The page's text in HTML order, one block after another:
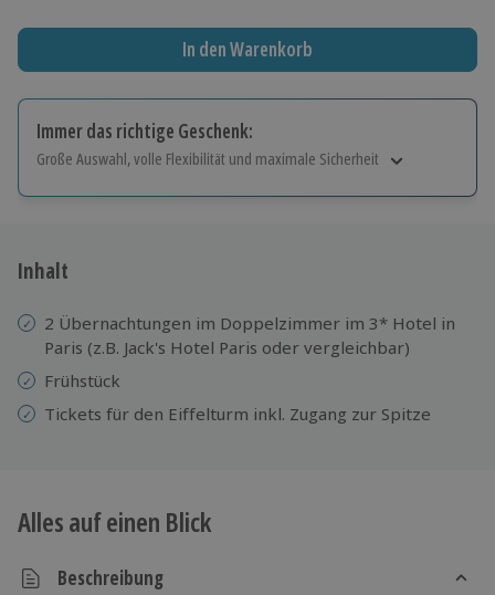
In den Warenkorb
Immer das richtige Geschenk:
Große Auswahl, volle Flexibilität und maximale Sicherheit
Jeder Gutschein für alle Erlebnisse einlösbar.
10 Jahre gültig & verlängerbar.
Inhalt
2 Übernachtungen im Doppelzimmer im 3* Hotel in
Paris (z.B. Jack's Hotel Paris oder vergleichbar)
Frühstück
Tickets für den Eiffelturm inkl. Zugang zur Spitze
Alles auf einen Blick
Beschreibung